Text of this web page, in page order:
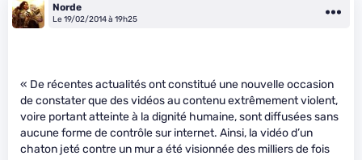
Norde
Le 19/02/2014 à 19h25
« De récentes actualités ont constitué une nouvelle occasion
de constater que des vidéos au contenu extrêmement violent,
voire portant atteinte à la dignité humaine, sont diffusées sans
aucune forme de contrôle sur internet. Ainsi, la vidéo d’un
chaton jeté contre un mur a été visionnée des milliers de fois